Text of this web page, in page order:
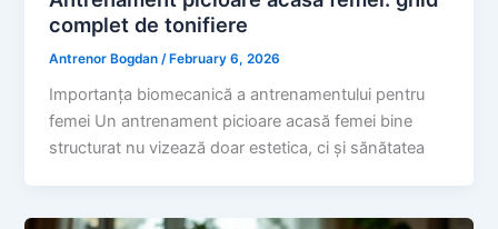
complet de tonifiere
Antrenor Bogdan /February 6, 2026
Importanța biomecanică a antrenamentului pentru
femei Un antrenament picioare acasă femei bine
structurat nu vizează doar estetica, ci și sănătatea